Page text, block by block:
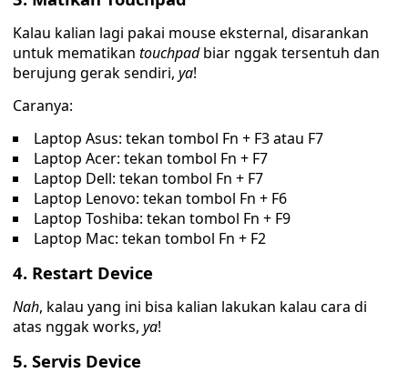
Kalau kalian lagi pakai mouse eksternal, disarankan
untuk mematikan touchpadbiar nggak tersentuh dan
berujung gerak sendiri, ya!
Caranya:
Laptop Asus: tekan tombol Fn + F3 atau F7
Laptop Acer: tekan tombol Fn + F7
Laptop Dell: tekan tombol Fn + F7
Laptop Lenovo: tekan tombol Fn + F6
Laptop Toshiba: tekan tombol Fn + F9
Laptop Mac: tekan tombol Fn + F2
4. Restart Device
Nah, kalau yang ini bisa kalian lakukan kalau cara di
atas nggak works, ya!
5. Servis Device